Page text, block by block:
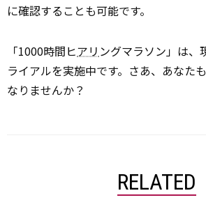
に確認することも可能です。
「1000時間ヒアリ ングマラソン」は、
ライアルを実施中です。さあ、あなた
なりませんか？
RELATED